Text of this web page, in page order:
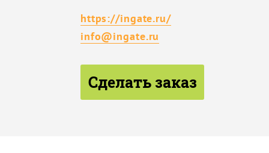
https://ingate.ru/
info@ingate.ru
Сделать заказ